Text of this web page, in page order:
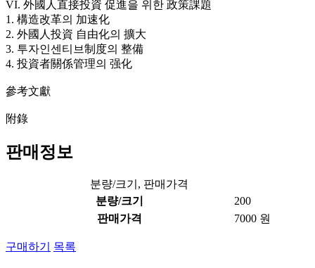
VI. 外國人直接投資 促進을 위한 政策課題
1. 構造改革의 加速化
2. 外國人投資 自由化의 擴大
3. 투자인센티브制度의 整備
4. 投資者關係管理의 强化
參考文獻
附錄
판매정보
분량/크기, 판매가격
분량/크기
200
판매가격
7000 원
구매하기 목록